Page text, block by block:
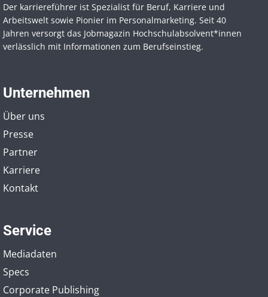
Der karriereführer ist Spezialist für Beruf, Karriere und
Arbeitswelt sowie Pionier im Personal­marketing. Seit 40
Jahren versorgt das Jobmagazin Hochschul­absolvent*innen
verlässlich mit Informationen zum Berufseinstieg.
Unternehmen
Über uns
Presse
Partner
Karriere
Kontakt
Service
Mediadaten
Specs
Corporate Publishing